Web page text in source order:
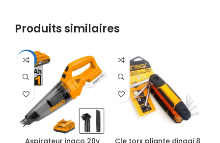
Produits similaires
-10%
Aspirateur ingco 20v Cle torx pliante dingqi 8